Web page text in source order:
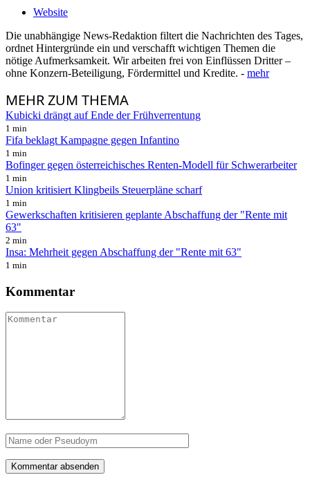
Website
Die unabhängige News-Redaktion filtert die Nachrichten des Tages,
ordnet Hintergründe ein und verschafft wichtigen Themen die
nötige Aufmerksamkeit. Wir arbeiten frei von Einflüssen Dritter –
ohne Konzern-Beteiligung, Fördermittel und Kredite. - mehr
MEHRZUM THEMA
Kubicki drängt auf Ende der Frühverrentung
1 min
Fifa beklagt Kampagne gegen Infantino
1 min
Bofinger gegen österreichisches Renten-Modell für Schwerarbeiter
1 min
Union kritisiert Klingbeils Steuerpläne scharf
1 min
Gewerkschaften kritisieren geplante Abschaffung der "Rente mit
63"
2 min
Insa: Mehrheit gegen Abschaffung der "Rente mit 63"
1 min
Kommentar